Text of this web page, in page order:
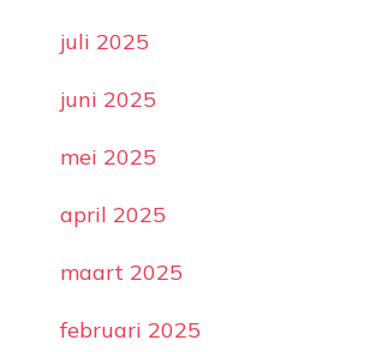
juli 2025
juni 2025
mei 2025
april 2025
maart 2025
februari 2025